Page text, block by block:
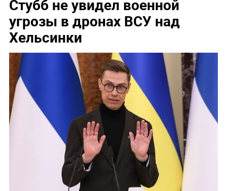
Стубб не увидел военной
угрозы в дронах ВСУ над
Хельсинки